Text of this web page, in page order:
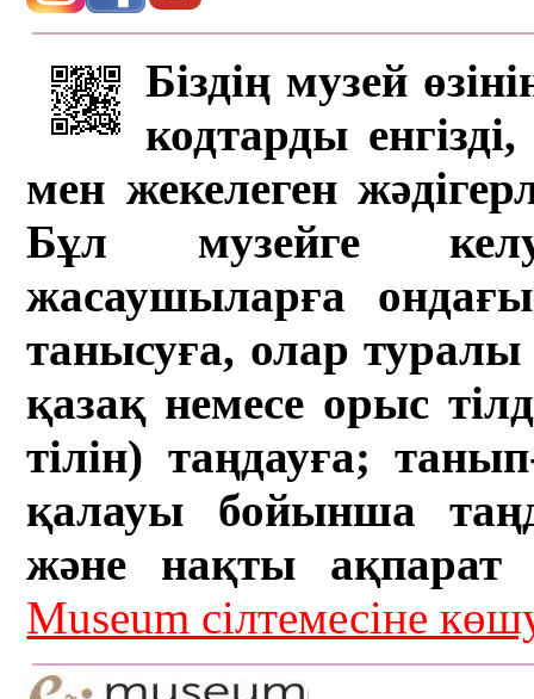
Біздің музей
кодтарды
мен жекелеген
Бұл музейге
жасаушыларға
танысуға, олар туралы
қазақ немесе орыс
тілін) таңдауға;
қалауы бойынша
және нақты ақпарат
Museum сілтемесіне